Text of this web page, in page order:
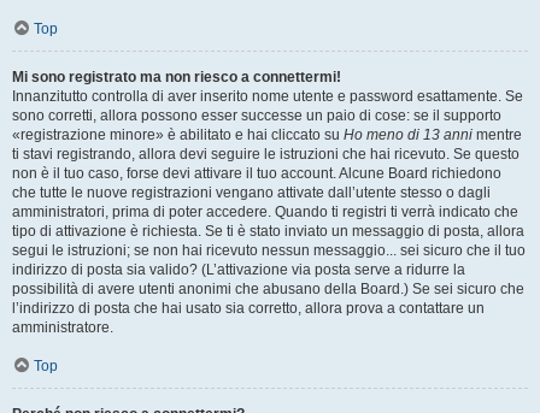
Top
Mi sono registrato ma non riesco a connettermi!
Innanzitutto controlla di aver inserito nome utente e password esattamente. Se
sono corretti, allora possono esser successe un paio di cose: se il supporto
«registrazione minore» è abilitato e hai cliccato su Ho meno di 13 anni mentre
ti stavi registrando, allora devi seguire le istruzioni che hai ricevuto. Se questo
non è il tuo caso, forse devi attivare il tuo account. Alcune Board richiedono
che tutte le nuove registrazioni vengano attivate dall’utente stesso o dagli
amministratori, prima di poter accedere. Quando ti registri ti verrà indicato che
tipo di attivazione è richiesta. Se ti è stato inviato un messaggio di posta, allora
segui le istruzioni; se non hai ricevuto nessun messaggio... sei sicuro che il tuo
indirizzo di posta sia valido? (L’attivazione via posta serve a ridurre la
possibilità di avere utenti anonimi che abusano della Board.) Se sei sicuro che
l’indirizzo di posta che hai usato sia corretto, allora prova a contattare un
amministratore.
Top